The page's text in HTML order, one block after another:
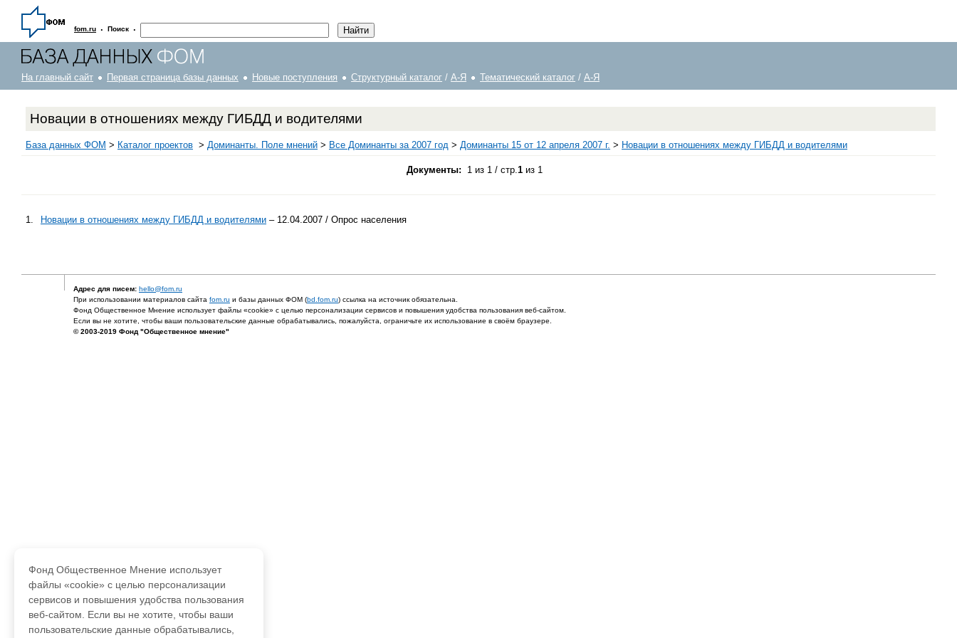
fom.ru · Поиск ·
На главный сайт Первая страница базы данных Новые поступления Структурный каталог / А-Я Тематический каталог / А-Я
Новации в отношениях между ГИБДД и водителями
База данных ФОМ > Каталог проектов > Доминанты. Поле мнений > Все Доминанты за 2007 год > Доминанты 15 от 12 апреля 2007 г. > Новации в отношениях между ГИБДД и водителями
Документы: 1 из 1 / стр. 1из 1
1. Новации в отношениях между ГИБДД и водителями – 12.04.2007 / Опрос населения
Адрес для писем: hello@fom.ru
При использовании материалов сайта fom.ru и базы данных ФОМ (bd.fom.ru) ссылка на источник обязательна.
Фонд Общественное Мнение использует файлы «cookie» с целью персонализации сервисов и повышения удобства пользования веб-сайтом.
Если вы не хотите, чтобы ваши пользовательские данные обрабатывались, пожалуйста, ограничьте их использование в своём браузере.
© 2003-2019 Фонд "Общественное мнение"
Фонд Общественное Мнение использует
файлы «cookie» с целью персонализации
сервисов и повышения удобства пользования
веб-сайтом. Если вы не хотите, чтобы ваши
пользовательские данные обрабатывались,